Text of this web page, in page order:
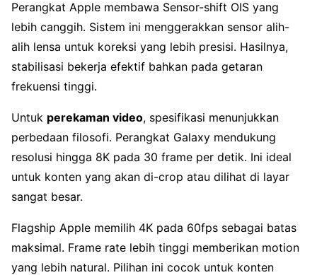
Perangkat Apple membawa Sensor-shift OIS yang
lebih canggih. Sistem ini menggerakkan sensor alih-
alih lensa untuk koreksi yang lebih presisi. Hasilnya,
stabilisasi bekerja efektif bahkan pada getaran
frekuensi tinggi.
Untuk perekaman video, spesifikasi menunjukkan
perbedaan filosofi. Perangkat Galaxy mendukung
resolusi hingga 8K pada 30 frame per detik. Ini ideal
untuk konten yang akan di-crop atau dilihat di layar
sangat besar.
Flagship Apple memilih 4K pada 60fps sebagai batas
maksimal. Frame rate lebih tinggi memberikan motion
yang lebih natural. Pilihan ini cocok untuk konten